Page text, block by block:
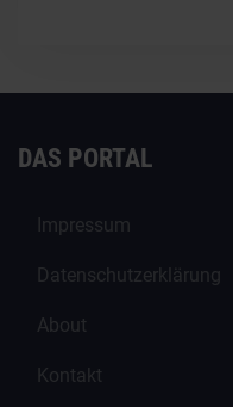
DAS PORTAL
Impressum
Datenschutzerklärung
About
Kontakt